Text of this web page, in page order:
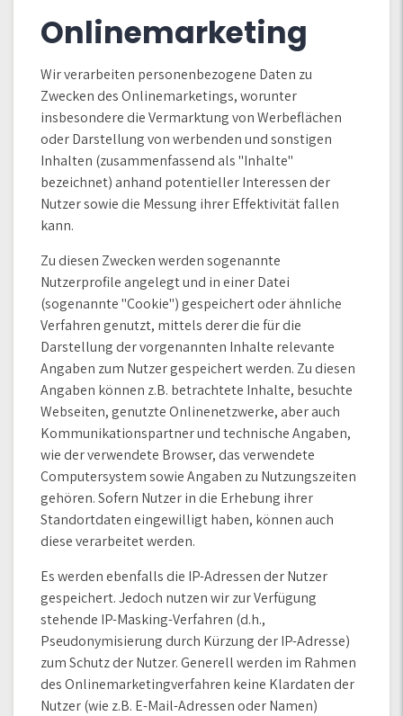
Onlinemarketing
Wir verarbeiten personenbezogene Daten zu
Zwecken des Onlinemarketings, worunter
insbesondere die Vermarktung von Werbeflächen
oder Darstellung von werbenden und sonstigen
Inhalten (zusammenfassend als "Inhalte"
bezeichnet) anhand potentieller Interessen der
Nutzer sowie die Messung ihrer Effektivität fallen
kann.
Zu diesen Zwecken werden sogenannte
Nutzerprofile angelegt und in einer Datei
(sogenannte "Cookie") gespeichert oder ähnliche
Verfahren genutzt, mittels derer die für die
Darstellung der vorgenannten Inhalte relevante
Angaben zum Nutzer gespeichert werden. Zu diesen
Angaben können z.B. betrachtete Inhalte, besuchte
Webseiten, genutzte Onlinenetzwerke, aber auch
Kommunikationspartner und technische Angaben,
wie der verwendete Browser, das verwendete
Computersystem sowie Angaben zu Nutzungszeiten
gehören. Sofern Nutzer in die Erhebung ihrer
Standortdaten eingewilligt haben, können auch
diese verarbeitet werden.
Es werden ebenfalls die IP-Adressen der Nutzer
gespeichert. Jedoch nutzen wir zur Verfügung
stehende IP-Masking-Verfahren (d.h.,
Pseudonymisierung durch Kürzung der IP-Adresse)
zum Schutz der Nutzer. Generell werden im Rahmen
des Onlinemarketingverfahren keine Klardaten der
Nutzer (wie z.B. E-Mail-Adressen oder Namen)